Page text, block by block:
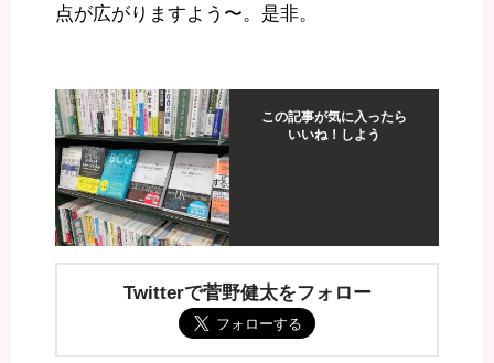
点が広がりますよう〜。是非。
この記事が気に入ったら
いいね！しよう
Twitterで菅野健太をフォロー